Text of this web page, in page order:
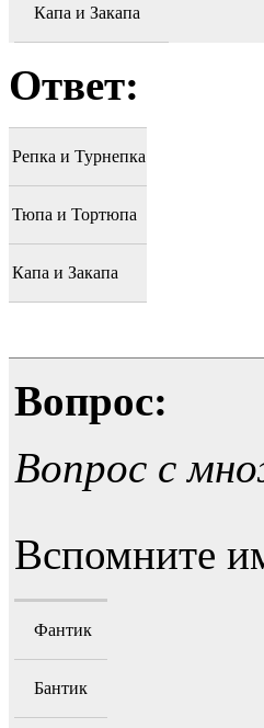
Капа и Закапа
Ответ:
Репка и Турнепка
Тюпа и Тортюпа
Капа и Закапа
Вопрос:
Вопрос с
Вспомните
Фантик
Бантик